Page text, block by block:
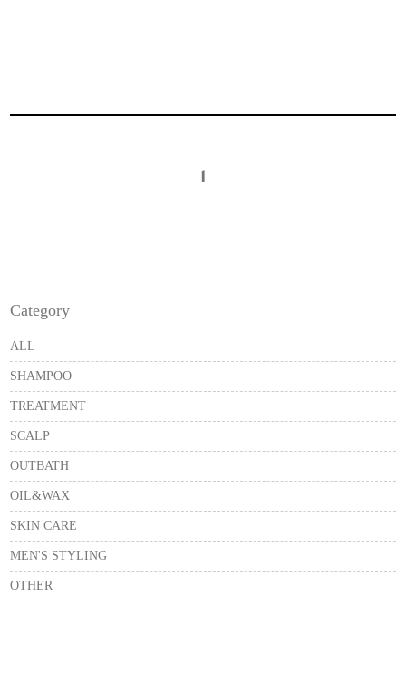
1
Category
ALL
SHAMPOO
TREATMENT
SCALP
OUTBATH
OIL&WAX
SKIN CARE
MEN'S STYLING
OTHER